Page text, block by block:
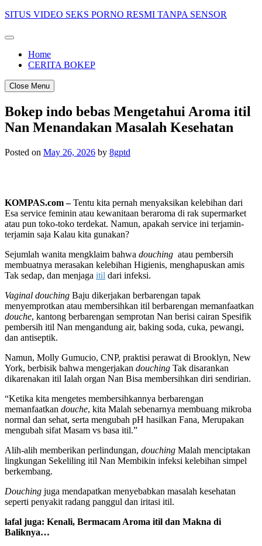
Skip
content
SITUS VIDEO SEKS PORNO RESMI TANPA SENSOR
Home
CERITA BOKEP
Close Menu
Bokep indo bebas Mengetahui Aroma itil
Nan Menandakan Masalah Kesehatan
Posted on May 26, 2026 by 8gptd
KOMPAS.com –Tentu kita pernah menyaksikan kelebihan dari
Esa service feminin atau kewanitaan beraroma di rak supermarket
atau pun toko-toko terdekat. Namun, apakah service ini terjamin-
terjamin saja Kalau kita gunakan?
Sejumlah wanita mengklaim bahwa douching atau pembersih
membuatnya merasakan kelebihan Higienis, menghapuskan amis
Tak sedap, dan menjaga itil dari infeksi.
Vaginal douching Baju dikerjakan berbarengan tapak
menyemprotkan atau membersihkan itil berbarengan memanfaatkan
douche, kantong berbarengan semprotan Nan berisi cairan Spesifik
pembersih itil Nan mengandung air, baking soda, cuka, pewangi,
dan antiseptik.
Namun, Molly Gumucio, CNP, praktisi perawat di Brooklyn, New
York, berbisik bahwa mengerjakan douching Tak disarankan
dikarenakan itil Ialah organ Nan Bisa membersihkan diri sendirian.
“Ketika kita mengetes membersihkannya berbarengan
memanfaatkan douche, kita Malah sebenarnya membuang mikroba
normal dan sehat, serta mengubah pH hasilkan Fana, Merupakan
mengubah sifat Masam vs basa itil.”
Alih-alih memberikan perlindungan, douching Malah menciptakan
lingkungan Sekeliling itil Nan Membikin infeksi kelebihan simpel
berkembang.
Douching juga mendapatkan menyebabkan masalah kesehatan
seperti penyakit radang panggul dan iritasi itil.
lafal juga: Kenali, Bermacam Aroma itil dan Makna di
Baliknya…